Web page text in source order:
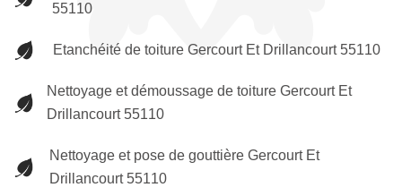
55110
Etanchéité de toiture Gercourt Et Drillancourt 55110
Nettoyage et démoussage de toiture Gercourt Et
Drillancourt 55110
Nettoyage et pose de gouttière Gercourt Et
Drillancourt 55110